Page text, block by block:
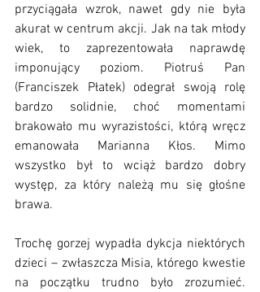
przyciągała wzrok, nawet gdy nie była
akurat w centrum akcji. Jak na tak młody
wiek, to zaprezentowała naprawdę
imponujący poziom. Piotruś Pan
(Franciszek Płatek) odegrał swoją rolę
bardzo solidnie, choć momentami
brakowało mu wyrazistości, którą wręcz
emanowała Marianna Kłos. Mimo
wszystko był to wciąż bardzo dobry
występ, za który należą mu się głośne
brawa.
Trochę gorzej wypadła dykcja niektórych
dzieci – zwłaszcza Misia, którego kwestie
na początku trudno było zrozumieć.